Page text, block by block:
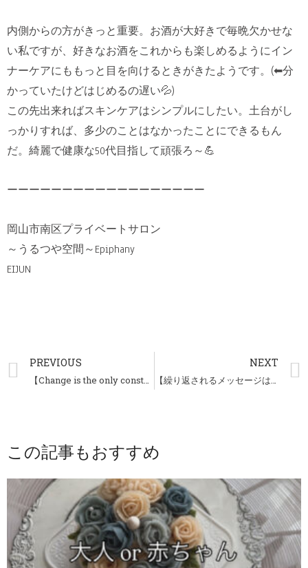
内側からの方がきっと重要。お酒が大好きで毎晩欠かせな
い私ですが、好きなお酒をこれからも楽しめるようにイン
ナーケアにももっと目を向けるときがきたようです。(⬅分
かっていたけどはじめるの遅い💦)
この先出来ればスキンケアはシンプルにしたい。土台がし
っかりすれば、多少のことはなかったことにできるもん
だ。綺麗で健康な50代目指して頑張ろ～💪
ーーーーーーーーーーーーーーーーーー
岡山市南区プライベートサロン
～うるつや空間～Epiphany
EIJUN
PREVIOUS
【Change is the only constant /DAY76】
NEXT
【繰り返されるメッセージはサイン/DAY78】
この記事もおすすめ